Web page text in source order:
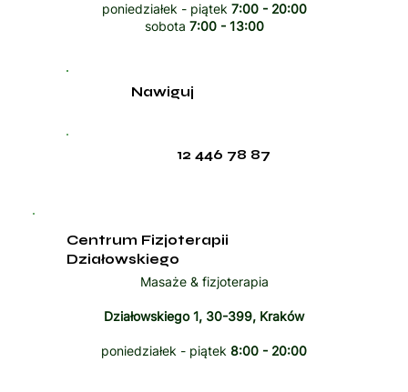
poniedziałek - piątek 7:00 - 20:00
sobota 7:00 - 13:00
12 446 78 87
Nawiguj
Centrum Fizjoterapii
Działowskiego
Masaże & fizjoterapia
Działowskiego 1, 30-399, Kraków
poniedziałek - piątek 8:00 - 20:00